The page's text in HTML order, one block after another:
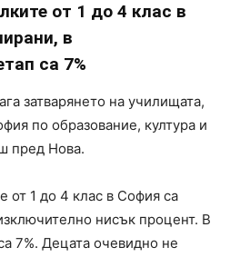
от 1 до 4 клас в
в
са 7%
затварянето на училищата,
по образование, култура и
пред Нова.
от 1 до 4 клас в София са
нисък процент. В
7%. Децата очевидно не